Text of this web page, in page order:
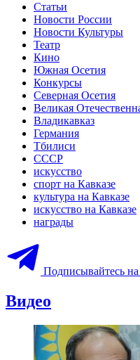
Статьи
Новости России
Новости Культуры
Театр
Кино
Южная Осетия
Конкурсы
Северная Осетия
Великая
Владикавказ
Германия
Тбилиси
СССР
искусство
спорт на Кавказе
культура на Кавказе
искусство на Кавказе
награды
Подписывайтесь
Видео